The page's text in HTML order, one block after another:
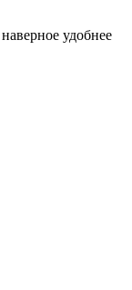
удобнее